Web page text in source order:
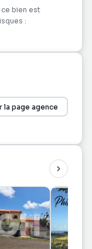
constructions
organiser
de ce terrain
ce bien
Géorisques
bien est
:
la page agence